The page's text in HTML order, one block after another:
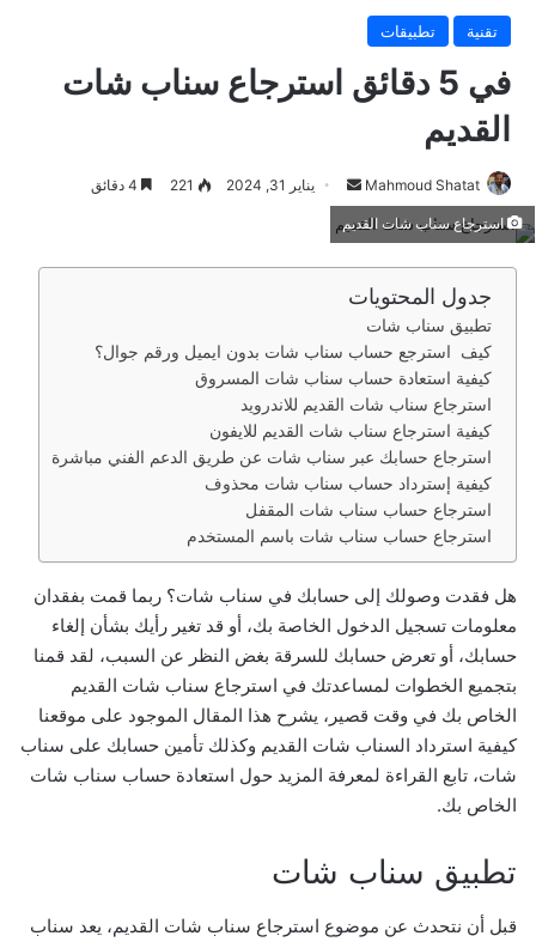
تقنية تطبيقات
في 5 دقائق استرجاع سناب شات
القديم
Mahmoud Shatat
س
ل
د
ر
ن
ي
يناير 31, 2024 221
استرجاع سناب شات القديم
جدول المحتويات
تطبيق سناب شات
كيف استرجع حساب سناب شات بدون ايميل ورقم جوال؟
كيفية استعادة حساب سناب شات المسروق
استرجاع سناب شات القديم للاندرويد
كيفية استرجاع سناب شات القديم للايفون
استرجاع حسابك عبر سناب شات عن طريق الدعم الفني مباشرة
كيفية إسترداد حساب سناب شات محذوف
استرجاع حساب سناب شات المقفل
استرجاع حساب سناب شات باسم المستخدم
هل فقدت وصولك إلى حسابك في سناب شات؟ ربما قمت بفقدان
معلومات تسجيل الدخول الخاصة بك، أو قد تغير رأيك بشأن إلغاء
حسابك، أو تعرض حسابك للسرقة بغض النظر عن السبب، لقد قمنا
بتجميع الخطوات لمساعدتك في استرجاع سناب شات القديم
الخاص بك في وقت قصير، يشرح هذا المقال الموجود على موقعنا
كيفية استرداد السناب شات القديم وكذلك تأمين حسابك على سناب
شات، تابع القراءة لمعرفة المزيد حول استعادة حساب سناب شات
الخاص بك.
تطبيق سناب شات
قبل أن نتحدث عن موضوع استرجاع سناب شات القديم، يعد سناب